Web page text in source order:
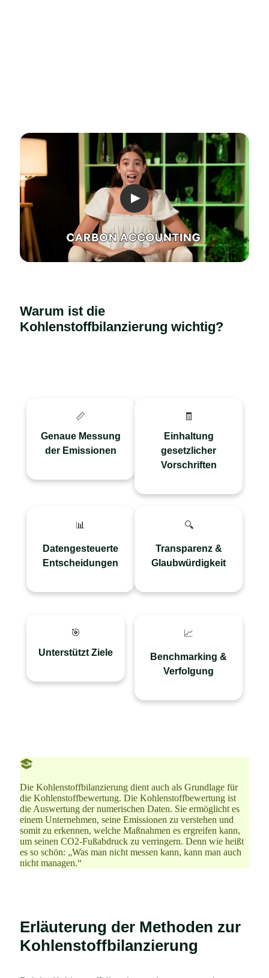
Warum ist die
Kohlenstoffbilanzierung wichtig?
📏
Genaue Messung
der Emissionen
Carbon Accounting
quantifiziert
Treibhausgasemissionen
verlässliche Grundlage
🧾
Einhaltung
gesetzlicher
Vorschriften
Bleiben Sie im Einklang
mit sich entwickelnden
Offenlegungsvorschriften,
indem Sie konsistente,
📊
Datengesteuerte
Entscheidungen
Die Messung deckt
sodass Sie
Reduzierungen
Ressourcen effektiv
🔍
Transparenz &
Glaubwürdigkeit
Nachvollziehbare
schaffen Vertrauen
bei Kunden,
Teams durch klare
🎯
Unterstützt Ziele
Bietet die
Grundlage, um
📈
Benchmarking &
Verfolgung
Wiederholte Zyklen
Vergleich über
Zeiträume,
und Lieferanten
Die Kohlenstoffbilanzierung dient auch als Grundlage für
die Kohlenstoffbewertung. Die Kohlenstoffbewertung ist
die Auswertung der numerischen Daten. Sie ermöglicht es
einem Unternehmen, seine Emissionen zu verstehen und
somit zu erkennen, welche Maßnahmen es ergreifen kann,
um seinen CO2-Fußabdruck zu verringern. Denn wie heißt
es so schön: „Was man nicht messen kann, kann man auch
nicht managen.“
Erläuterung der Methoden zur
Kohlenstoffbilanzierung